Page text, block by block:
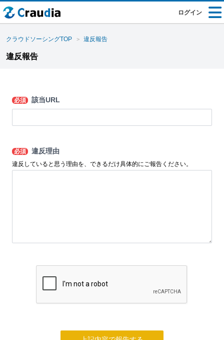
ログイン
クラウドソーシングTOP 違反報告
違反報告
必須 該当URL
必須 違反理由
違反していると思う理由を、できるだけ具体的にご報告ください。